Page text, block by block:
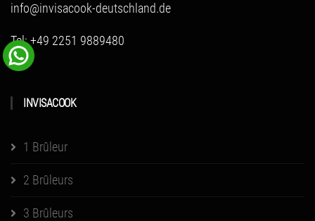
info@invisacook-deutschland.de
Tel: +49 2251 9889480
INVISACOOK
1 Brûleur
2 Brûleurs
3 Brûleurs